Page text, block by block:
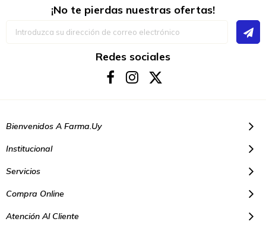
¡No te pierdas nuestras ofertas!
Redes sociales
Bienvenidos A Farma.uy
Institucional
Servicios
Compra Online
Atención Al Cliente